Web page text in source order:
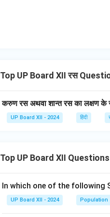
Top UP Board XII रस
करुण रस अथवा शान्त रस का लक्षण के
UP Board XII - 2024 हिंदी
Top UP Board XII Questions
In which one of the following
UP Board XII - 2024 Population